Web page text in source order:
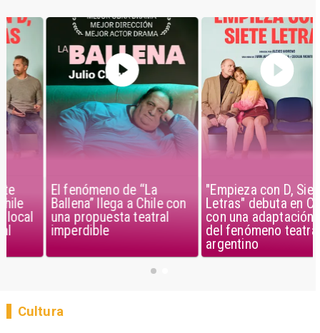
El fenómeno de “La
Ballena” llega a Chile con
una propuesta teatral
imperdible
"Empieza con D, Siete
Letras" debuta en Chile
con una adaptación local
del fenómeno teatral
argentino
Cultura